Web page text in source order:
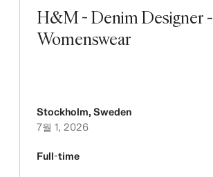
H&M - Denim Designer -
Womenswear
Stockholm, Sweden
7월 1, 2026
Full-time